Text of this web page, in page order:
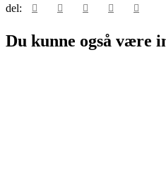
del:
Du kunne også være